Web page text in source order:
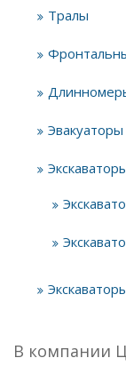
Тралы
Эвакуаторы
В компании